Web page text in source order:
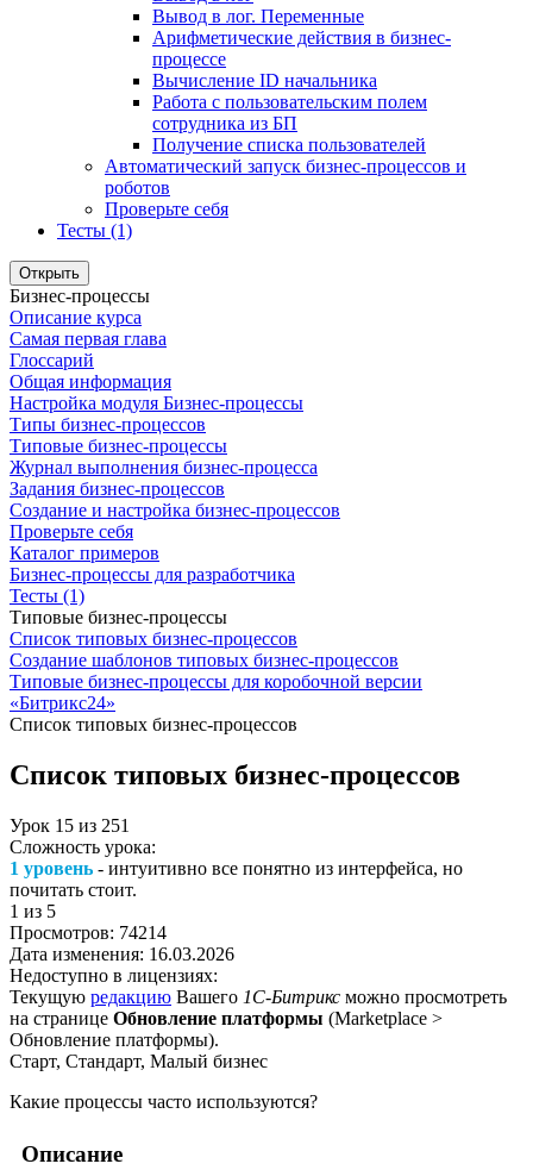
Вывод в лог. Переменные
Арифметические действия в бизнес-
процессе
Вычисление ID начальника
Работа с пользовательским полем
сотрудника из БП
Получение списка пользователей
Автоматический запуск бизнес-процессов и
роботов
Проверьте себя
Тесты (1)
Открыть
Бизнес-процессы
Описание курса
Самая первая глава
Глоссарий
Общая информация
Настройка модуля Бизнес-процессы
Типы бизнес-процессов
Типовые бизнес-процессы
Журнал выполнения бизнес-процесса
Задания бизнес-процессов
Создание и настройка бизнес-процессов
Проверьте себя
Каталог примеров
Бизнес-процессы для разработчика
Тесты (1)
Типовые бизнес-процессы
Список типовых бизнес-процессов
Создание шаблонов типовых бизнес-процессов
Типовые бизнес-процессы для коробочной версии
«Битрикс24»
Список типовых бизнес-процессов
Список типовых бизнес-процессов
Урок 15 из 251
Сложность урока:
1 уровень - интуитивно все понятно из интерфейса, но
почитать стоит.
1 из 5
Просмотров: 74214
Дата изменения: 16.03.2026
Недоступно в лицензиях:
Текущую редакцию Вашего 1С-Битрикс можно просмотреть
на странице Обновление платформы (Marketplace >
Обновление платформы).
Старт, Стандарт, Малый бизнес
Какие процессы часто используются?
Описание